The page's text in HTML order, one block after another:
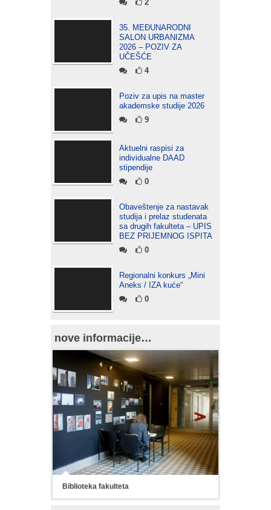
2
35. MEĐUNARODNI
SALON URBANIZMA
2026 – POZIV ZA
UČEŠĆE
4
Poziv za upis na master
akademske studije 2026
9
Aktuelni raspisi za
individualne DAAD
stipendije
0
Obaveštenje za nastavak
studija i prelaz studenata
sa drugih fakulteta – UPIS
BEZ PRIJEMNOG ISPITA
0
Regionalni konkurs „Mini
Aneks / IZA kuće“
0
nove informacije…
Biblioteka fakulteta